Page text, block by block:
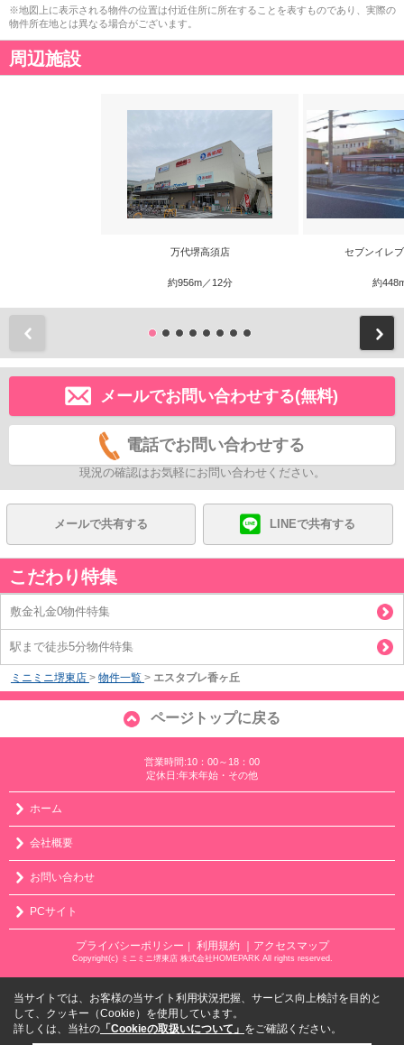
※地図上に表示される物件の位置は付近住所に所在することを表すものであり、実際の
物件所在地とは異なる場合がございます。
周辺施設
万代堺高須店
約956m／12分
セブンイレ
約
メールでお問い合わせする(無料)
電話でお問い合わせする
現況の確認はお気軽にお問い合わせください。
メールで共有する LINEで共有する
こだわり特集
敷金礼金0物件特集
駅まで徒歩5分物件特集
ミニミニ堺東店 > 物件一覧 > エスタブレ香ヶ丘
ページトップに戻る
営業時間:10：00～18：00
定休日:年末年始・その他
ホーム
会社概要
お問い合わせ
PCサイト
プライバシーポリシー 利用規約 ｜アクセスマップ
Copyright(c) ミニミニ堺東店 株式会社HOMEPARK All rights reserved.
当サイトでは、お客様の当サイト利用状況把握、サービス向上検討を目的と
して、クッキー（Cookie）を使用しています。
詳しくは、当社の 「Cookieの取扱いについて」 をご確認ください。